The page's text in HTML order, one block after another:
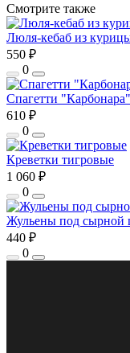
Смотрите также
Люля-кебаб из
550 ₽
0
Спагетти "Карбонара"
610 ₽
0
Креветки тигровые
1 060 ₽
0
Жульены под сырной
440 ₽
0